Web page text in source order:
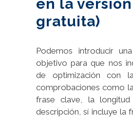
en la versión
gratuita)
Podemos introducir
objetivo para que nos
de optimización con
comprobaciones como
frase clave, la
descripción, sí incluye la